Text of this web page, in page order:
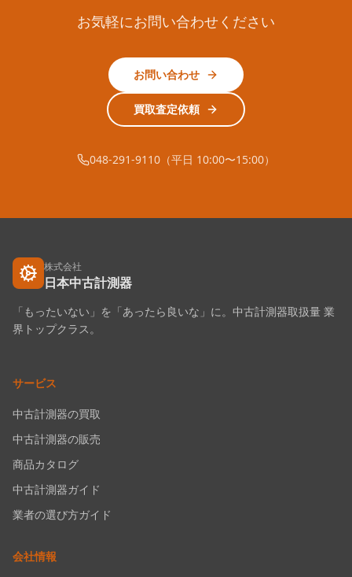
お気軽にお問い合わせください
お問い合わせ
買取査定依頼
048-291-9110（平日 10:00〜15:00）
株式会社
日本中古計測器
「もったいない」を「あったら良いな」に。中古計測器取扱量 業
界トップクラス。
サービス
中古計測器の買取
中古計測器の販売
商品カタログ
中古計測器ガイド
業者の選び方ガイド
会社情報